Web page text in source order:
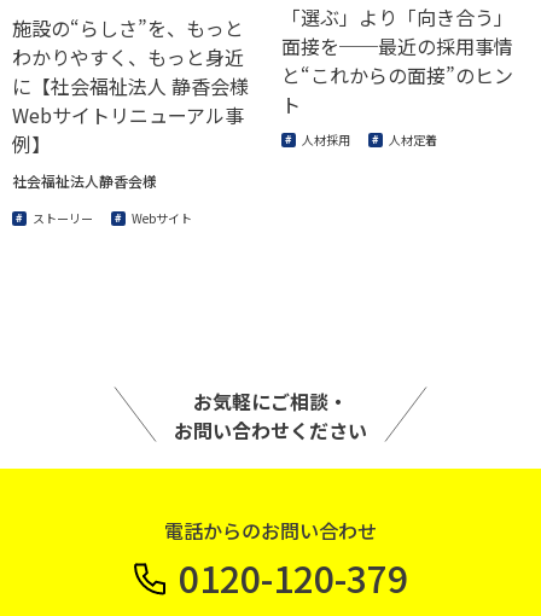
施設の“らしさ”を、もっと
わかりやすく、もっと身近
に【社会福祉法人 静香会様
Webサイトリニューアル事
例】
社会福祉法人静香会様
ストーリー Webサイト
「選ぶ」より「向き合う」
面接を──最近の採用事情
と“これからの面接”のヒン
ト
人材採用 人材定着
お気軽にご相談・
お問い合わせください
電話からのお問い合わせ
0120-120-379